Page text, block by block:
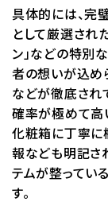
具体的には、完
として厳選され
ン」などの特別
者の想いが込め
などが徹底され
確率が極めて高
化粧箱に丁寧に
報なども明記さ
テムが整ってい
す。